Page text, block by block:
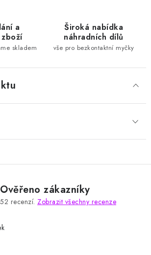
a
skladem
Široká nabídka
náhradních dílů
vše pro bezkontaktní myčky
Ověřeno zákazníky
52 recenzí. Zobrazit všechny recenze